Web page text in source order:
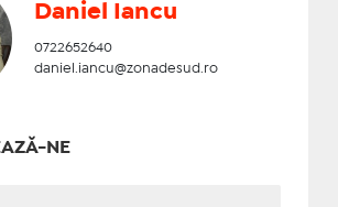
Daniel Iancu
0722652640
daniel.iancu@zonadesud.ro
NE